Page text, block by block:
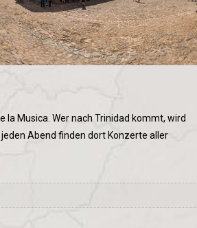
la Musica. Wer nach Trinidad kommt, wird
Abend finden dort Konzerte aller